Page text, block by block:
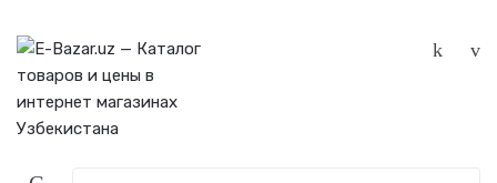
navigation
content